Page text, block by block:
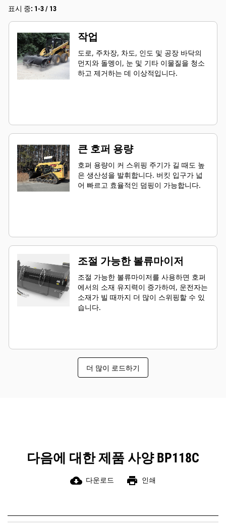
표시 중: 1-3 / 13
작업
도로, 주차장, 차도, 인도 및 공장 바닥의
먼지와 돌멩이, 눈 및 기타 이물질을 청소
하고 제거하는 데 이상적입니다.
큰 호퍼 용량
호퍼 용량이 커 스위핑 주기가 길 때도 높
은 생산성을 발휘합니다. 버킷 입구가 넓
어 빠르고 효율적인 덤핑이 가능합니다.
조절 가능한 볼류마이저
조절 가능한 볼류마이저를 사용하면 호퍼
에서의 소재 유지력이 증가하여, 운전자는
소재가 빌 때까지 더 많이 스위핑할 수 있
습니다.
더 많이 로드하기
다음에 대한 제품 사양 BP118C
cloud_download 다운로드 print 인쇄